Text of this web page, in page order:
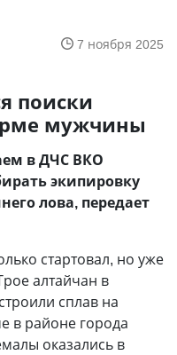
7 ноября 2025
поиски
мужчины
в ДЧС ВКО
экипировку
лова, передает
стартовал, но уже
алтайчан в
сплав на
в районе города
оказались в